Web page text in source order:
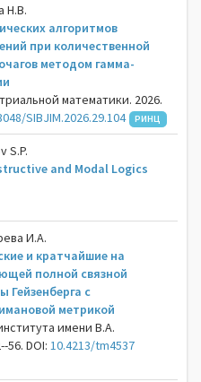
Н.В.
алгоритмов
при количественной
методом гамма-
математики. 2026.
SIBJIM.2026.29.104 РИНЦ
S.P.
and Modal Logics
И.А.
и кратчайшие на
полной связной
Гейзенберга с
метрикой
имени В.А.
56. DOI: 10.4213/tm4537